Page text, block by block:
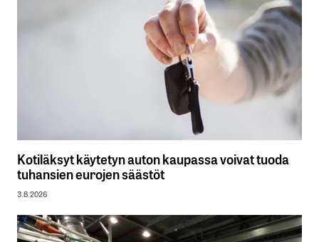
Kotiläksyt käytetyn auton kaupassa voivat tuoda
tuhansien eurojen säästöt
3.8.2026